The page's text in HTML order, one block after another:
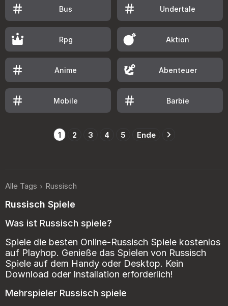
Bus Undertale
Rpg Aktion
Anime Abenteuer
Mobile Barbie
1 2 3 4 5 Ende
Alle Tags Russisch
Russisch Spiele
Was ist Russisch spiele?
Spiele die besten Online-Russisch Spiele kostenlos
auf Playhop. Genieße das Spielen von Russisch
Spiele auf dem Handy oder Desktop. Kein
Download oder Installation erforderlich!
Mehrspieler Russisch spiele